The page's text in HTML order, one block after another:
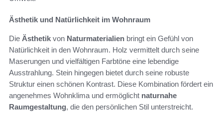
Ästhetik und Natürlichkeit im Wohnraum
Die Ästhetik von Naturmaterialien bringt ein Gefühl von
Natürlichkeit in den Wohnraum. Holz vermittelt durch seine
Maserungen und vielfältigen Farbtöne eine lebendige
Ausstrahlung. Stein hingegen bietet durch seine robuste
Struktur einen schönen Kontrast. Diese Kombination fördert ein
angenehmes Wohnklima und ermöglicht naturnahe
Raumgestaltung, die den persönlichen Stil unterstreicht.